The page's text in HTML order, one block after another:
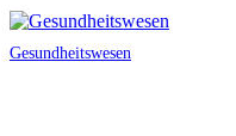
Gesundheitswesen